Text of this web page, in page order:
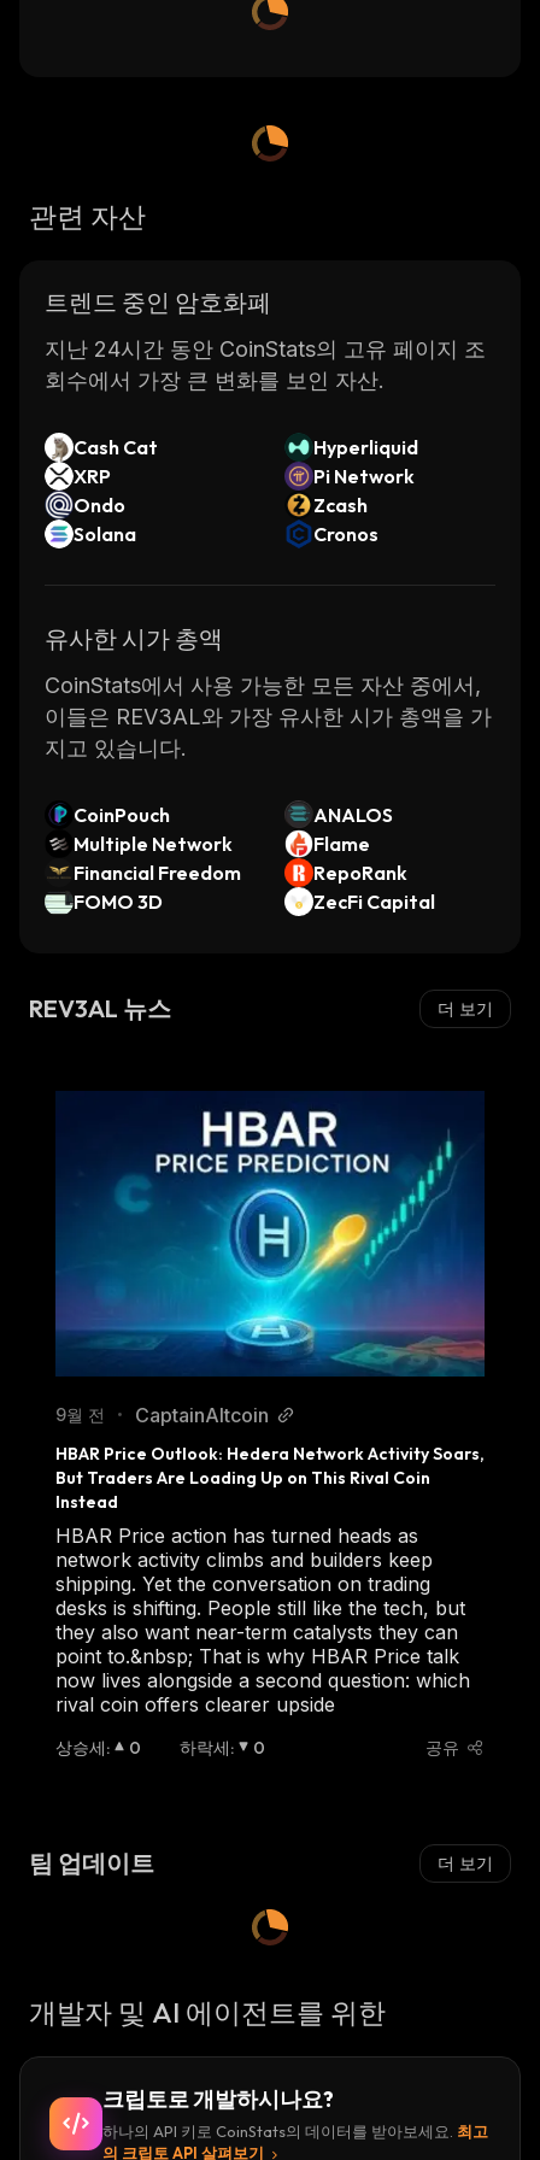
관련 자산
트렌드 중인 암호화폐
지난 24시간 동안 CoinStats의 고유 페이지 조
회수에서 가장 큰 변화를 보인 자산.
Cash Cat
Hyperliquid
XRP
Pi Network
Ondo
Zcash
Solana
Cronos
유사한 시가 총액
CoinStats에서 사용 가능한 모든 자산 중에서,
이들은 REV3AL와 가장 유사한 시가 총액을 가
지고 있습니다.
CoinPouch
ANALOS
Multiple Network
Flame
Financial Freedom
RepoRank
FOMO 3D
ZecFi Capital
REV3AL 뉴스 더 보기
9월 전 • CaptainAltcoin
HBAR Price Outlook: Hedera Network Activity Soars,
But Traders Are Loading Up on This Rival Coin
Instead
HBAR Price action has turned heads as
network activity climbs and builders keep
shipping. Yet the conversation on trading
desks is shifting. People still like the tech, but
they also want near-term catalysts they can
point to.&nbsp; That is why HBAR Price talk
now lives alongside a second question: which
rival coin offers clearer upside
상승세: 0 하락세: 0 공유
팀 업데이트 더 보기
개발자 및 AI 에이전트를 위한
크립토로 개발하시나요?
하나의 API 키로 CoinStats의 데이터를 받아보세요. 최고
의 크립토 API 살펴보기